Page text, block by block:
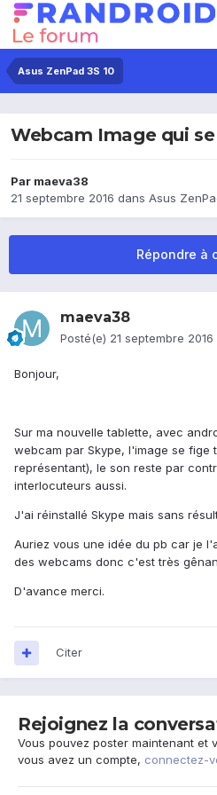
Asus ZenPad 3S 10
Webcam Image qui
Par maeva38
21 septembre 2016 dans Asus
Répondre à
maeva38
Posté(e) 21 septembre 2016
Bonjour,
Sur ma nouvelle tablette, avec
webcam par Skype, l'image se fige
représentant), le son reste par
interlocuteurs aussi.
J'ai réinstallé Skype mais sans
Auriez vous une idée du pb car je
des webcams donc c'est très
D'avance merci.
Citer
Rejoignez la
Vous pouvez poster maintenant et
vous avez un compte, connectez-